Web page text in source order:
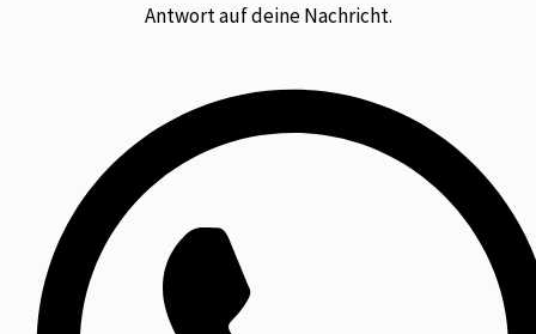
Antwort auf deine Nachricht.